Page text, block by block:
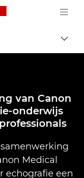
Canon Logo, back
van Canon
onderwijs
Medical
echografie een